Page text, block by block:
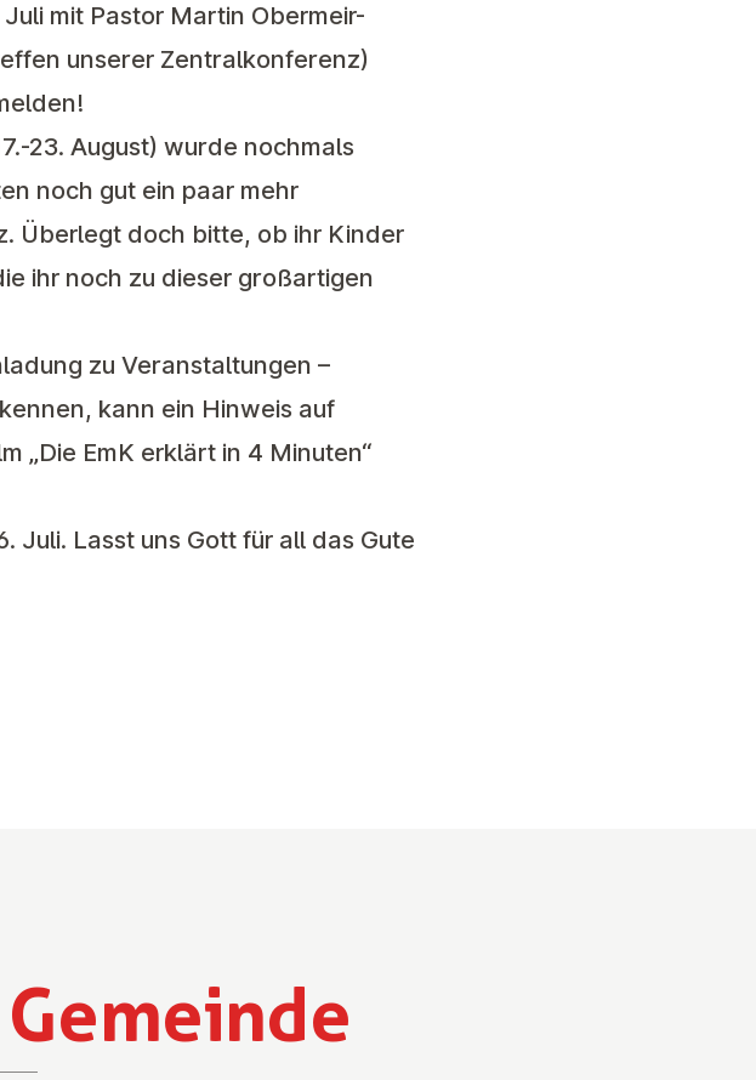
Juli mit Pastor Martin Obermeir-
unserer Zentralkonferenz)
23. August) wurde nochmals
noch gut ein paar mehr
Überlegt doch bitte, ob ihr Kinder
ihr noch zu dieser großartigen
zu Veranstaltungen –
kann ein Hinweis auf
„Die EmK erklärt in 4 Minuten“
Juli. Lasst uns Gott für all das Gute